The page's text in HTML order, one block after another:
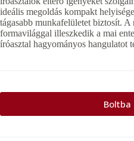
ideális megoldás kompakt
tágasabb munkafelületet biztosít.
formavilággal illeszkedik a mai
íróasztal hagyományos hangulatot
Boltba